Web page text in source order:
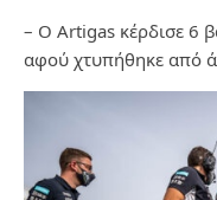
– Ο Artigas κέρδισε 6
αφού χτυπήθηκε από